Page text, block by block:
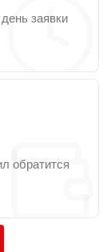
заявки
обратится